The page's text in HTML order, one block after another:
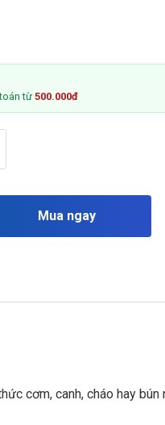
từ500.000đ
Mua ngay
cơm, canh, cháo hay bún